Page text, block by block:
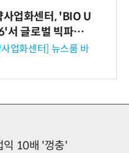
사업화센터, 'BIO U
서 글로벌 빅파마
니스 미팅 지원…K
외 진출 교두보 확
업화센터] 뉴스룸 바
10배 '껑충'